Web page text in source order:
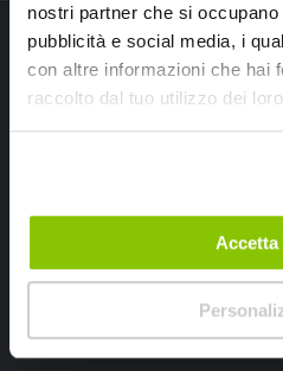
nostri partner che si
pubblicità e social media, i
con altre informazioni che hai
raccolto dal tuo utilizzo dei
Iscriviti alla
Ricevi subito uno sconto del 10%